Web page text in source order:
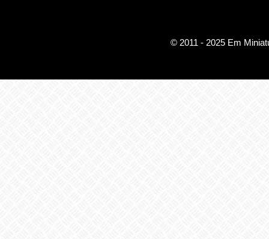
© 2011 - 2025 Em